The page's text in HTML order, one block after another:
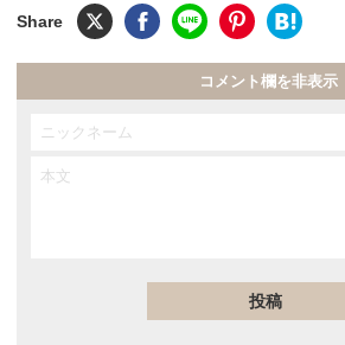
コメント欄を非表示